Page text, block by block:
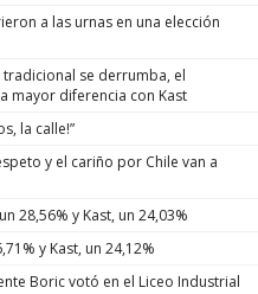
a las urnas en una elección
tradicional se derrumba, el
mayor diferencia con Kast
la calle!”
y el cariño por Chile van a
28,56% y Kast, un 24,03%
y Kast, un 24,12%
Boric votó en el Liceo Industrial